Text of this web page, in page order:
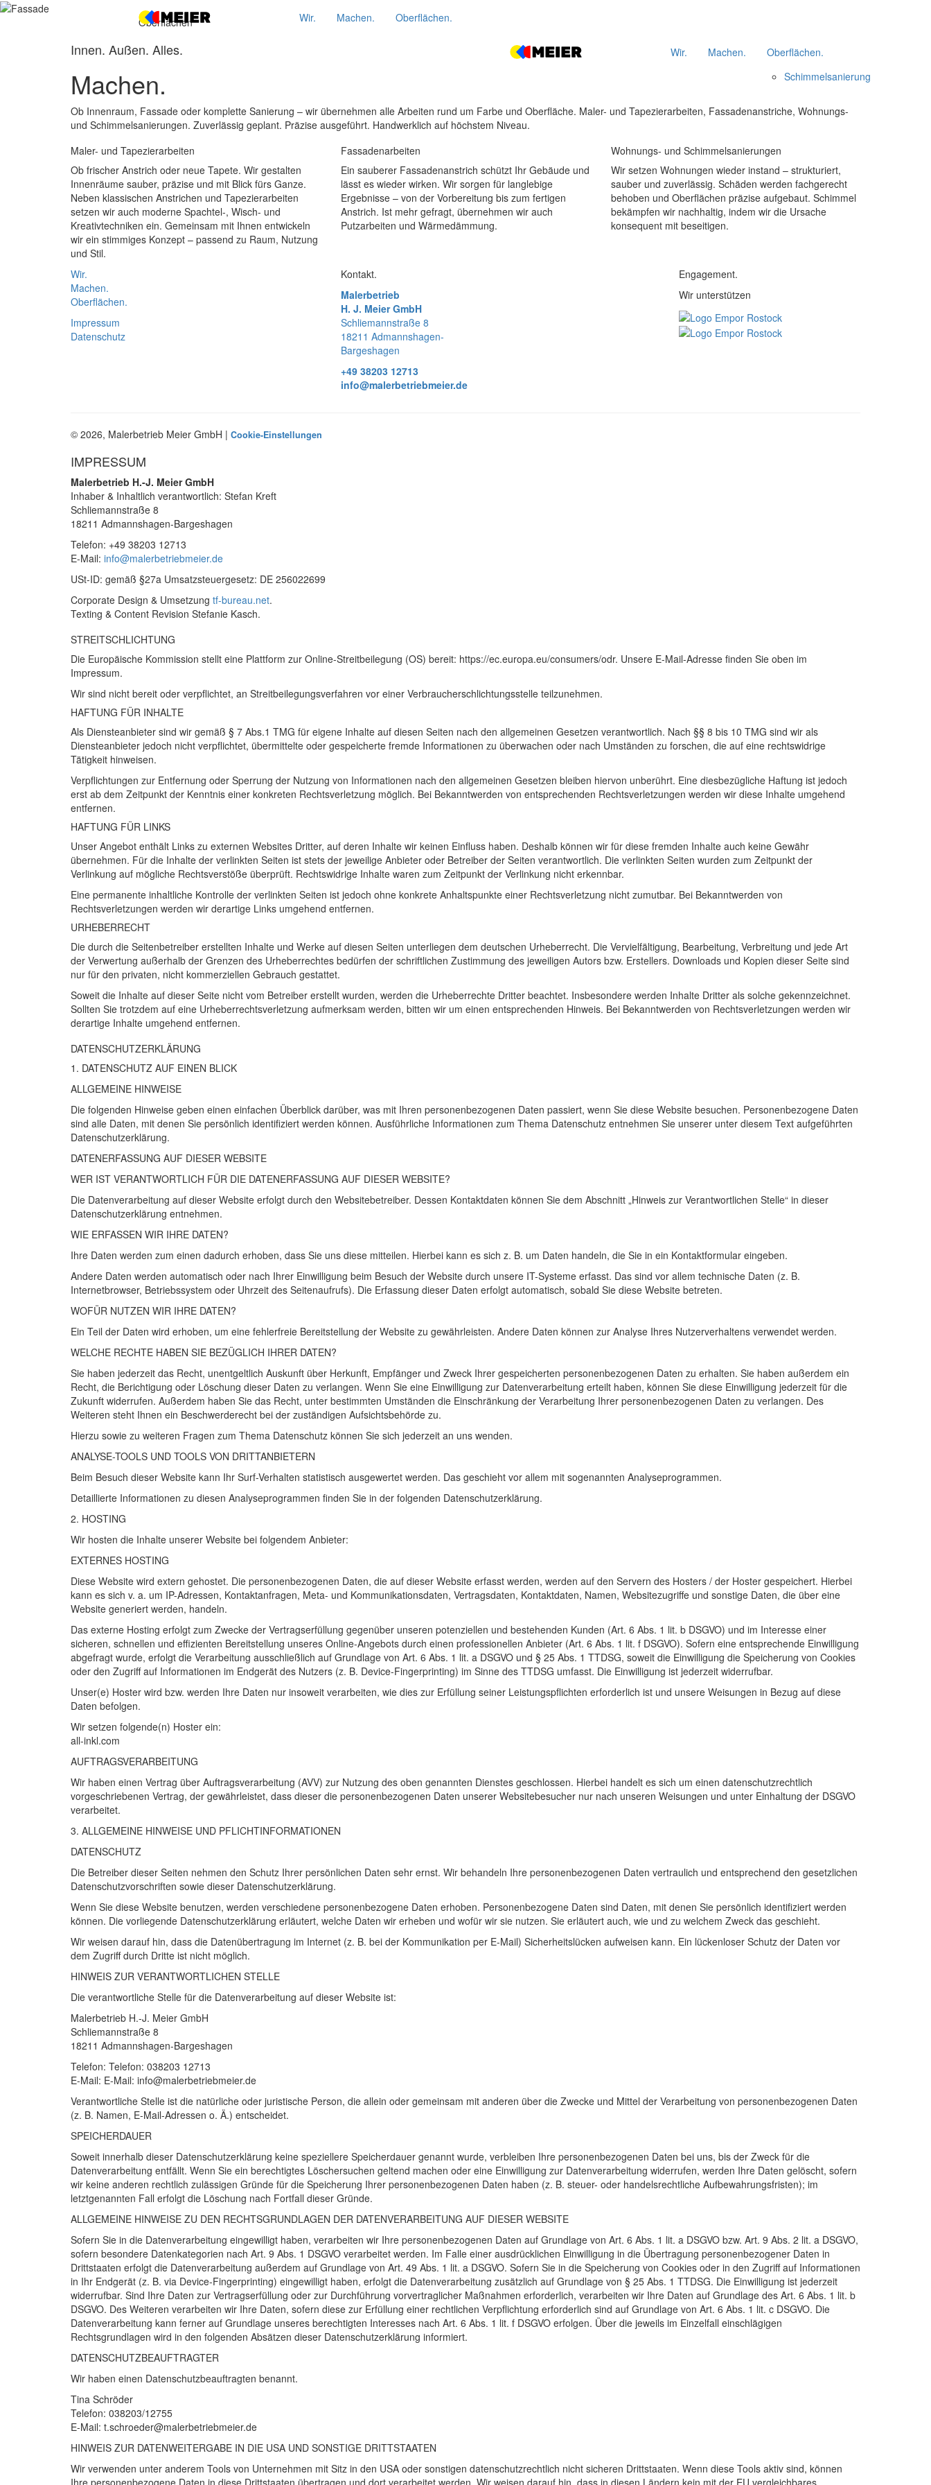
Wir. Machen. Oberflächen.
Wir. Machen.
Oberflächen.
Schimmelsanierung
Oberflächen
Innen. Außen. Alles.
Machen.
Ob Innenraum, Fassade oder komplette Sanierung – wir übernehmen alle Arbeiten rund um Farbe und Oberfläche. Maler- und Tapezierarbeiten, Fassadenanstriche, Wohnungs-
und Schimmelsanierungen. Zuverlässig geplant. Präzise ausgeführt. Handwerklich auf höchstem Niveau.
Maler- und Tapezierarbeiten
Ob frischer Anstrich oder neue Tapete. Wir gestalten
Innenräume sauber, präzise und mit Blick fürs Ganze.
Neben klassischen Anstrichen und Tapezierarbeiten
setzen wir auch moderne Spachtel-, Wisch- und
Kreativtechniken ein. Gemeinsam mit Ihnen entwickeln
wir ein stimmiges Konzept – passend zu Raum, Nutzung
und Stil.
Fassadenarbeiten
Ein sauberer Fassadenanstrich schützt Ihr Gebäude und
lässt es wieder wirken. Wir sorgen für langlebige
Ergebnisse – von der Vorbereitung bis zum fertigen
Anstrich. Ist mehr gefragt, übernehmen wir auch
Putzarbeiten und Wärmedämmung.
Wohnungs- und Schimmelsanierungen
Wir setzen Wohnungen wieder instand – strukturiert,
sauber und zuverlässig. Schäden werden fachgerecht
behoben und Oberflächen präzise aufgebaut. Schimmel
bekämpfen wir nachhaltig, indem wir die Ursache
konsequent mit beseitigen.
Wir.
Machen.
Oberflächen.
Impressum
Datenschutz
Kontakt.
Malerbetrieb
H. J. Meier GmbH
Schliemannstraße 8
18211 Admannshagen-
Bargeshagen
+49 38203 12713
info@malerbetriebmeier.de
Engagement.
Wir unterstützen
© 2026, Malerbetrieb Meier GmbH | Cookie-Einstellungen
IMPRESSUM
Malerbetrieb H.-J. Meier GmbH
Inhaber & Inhaltlich verantwortlich: Stefan Kreft
Schliemannstraße 8
18211 Admannshagen-Bargeshagen
Telefon: +49 38203 12713
E-Mail: info@malerbetriebmeier.de
USt-ID: gemäß §27a Umsatzsteuergesetz: DE 256022699
Corporate Design & Umsetzung tf-bureau.net.
Texting & Content Revision Stefanie Kasch.
STREITSCHLICHTUNG
Die Europäische Kommission stellt eine Plattform zur Online-Streitbeilegung (OS) bereit: https://ec.europa.eu/consumers/odr. Unsere E-Mail-Adresse finden Sie oben im
Impressum.
Wir sind nicht bereit oder verpflichtet, an Streitbeilegungsverfahren vor einer Verbraucherschlichtungsstelle teilzunehmen.
HAFTUNG FÜR INHALTE
Als Diensteanbieter sind wir gemäß § 7 Abs.1 TMG für eigene Inhalte auf diesen Seiten nach den allgemeinen Gesetzen verantwortlich. Nach §§ 8 bis 10 TMG sind wir als
Diensteanbieter jedoch nicht verpflichtet, übermittelte oder gespeicherte fremde Informationen zu überwachen oder nach Umständen zu forschen, die auf eine rechtswidrige
Tätigkeit hinweisen.
Verpflichtungen zur Entfernung oder Sperrung der Nutzung von Informationen nach den allgemeinen Gesetzen bleiben hiervon unberührt. Eine diesbezügliche Haftung ist jedoch
erst ab dem Zeitpunkt der Kenntnis einer konkreten Rechtsverletzung möglich. Bei Bekanntwerden von entsprechenden Rechtsverletzungen werden wir diese Inhalte umgehend
entfernen.
HAFTUNG FÜR LINKS
Unser Angebot enthält Links zu externen Websites Dritter, auf deren Inhalte wir keinen Einfluss haben. Deshalb können wir für diese fremden Inhalte auch keine Gewähr
übernehmen. Für die Inhalte der verlinkten Seiten ist stets der jeweilige Anbieter oder Betreiber der Seiten verantwortlich. Die verlinkten Seiten wurden zum Zeitpunkt der
Verlinkung auf mögliche Rechtsverstöße überprüft. Rechtswidrige Inhalte waren zum Zeitpunkt der Verlinkung nicht erkennbar.
Eine permanente inhaltliche Kontrolle der verlinkten Seiten ist jedoch ohne konkrete Anhaltspunkte einer Rechtsverletzung nicht zumutbar. Bei Bekanntwerden von
Rechtsverletzungen werden wir derartige Links umgehend entfernen.
URHEBERRECHT
Die durch die Seitenbetreiber erstellten Inhalte und Werke auf diesen Seiten unterliegen dem deutschen Urheberrecht. Die Vervielfältigung, Bearbeitung, Verbreitung und jede Art
der Verwertung außerhalb der Grenzen des Urheberrechtes bedürfen der schriftlichen Zustimmung des jeweiligen Autors bzw. Erstellers. Downloads und Kopien dieser Seite sind
nur für den privaten, nicht kommerziellen Gebrauch gestattet.
Soweit die Inhalte auf dieser Seite nicht vom Betreiber erstellt wurden, werden die Urheberrechte Dritter beachtet. Insbesondere werden Inhalte Dritter als solche gekennzeichnet.
Sollten Sie trotzdem auf eine Urheberrechtsverletzung aufmerksam werden, bitten wir um einen entsprechenden Hinweis. Bei Bekanntwerden von Rechtsverletzungen werden wir
derartige Inhalte umgehend entfernen.
DATENSCHUTZ­ERKLÄRUNG
1. DATENSCHUTZ AUF EINEN BLICK
ALLGEMEINE HINWEISE
Die folgenden Hinweise geben einen einfachen Überblick darüber, was mit Ihren personenbezogenen Daten passiert, wenn Sie diese Website besuchen. Personenbezogene Daten
sind alle Daten, mit denen Sie persönlich identifiziert werden können. Ausführliche Informationen zum Thema Datenschutz entnehmen Sie unserer unter diesem Text aufgeführten
Datenschutzerklärung.
DATENERFASSUNG AUF DIESER WEBSITE
WER IST VERANTWORTLICH FÜR DIE DATENERFASSUNG AUF DIESER WEBSITE?
Die Datenverarbeitung auf dieser Website erfolgt durch den Websitebetreiber. Dessen Kontaktdaten können Sie dem Abschnitt „Hinweis zur Verantwortlichen Stelle“ in dieser
Datenschutzerklärung entnehmen.
WIE ERFASSEN WIR IHRE DATEN?
Ihre Daten werden zum einen dadurch erhoben, dass Sie uns diese mitteilen. Hierbei kann es sich z. B. um Daten handeln, die Sie in ein Kontaktformular eingeben.
Andere Daten werden automatisch oder nach Ihrer Einwilligung beim Besuch der Website durch unsere IT-Systeme erfasst. Das sind vor allem technische Daten (z. B.
Internetbrowser, Betriebssystem oder Uhrzeit des Seitenaufrufs). Die Erfassung dieser Daten erfolgt automatisch, sobald Sie diese Website betreten.
WOFÜR NUTZEN WIR IHRE DATEN?
Ein Teil der Daten wird erhoben, um eine fehlerfreie Bereitstellung der Website zu gewährleisten. Andere Daten können zur Analyse Ihres Nutzerverhaltens verwendet werden.
WELCHE RECHTE HABEN SIE BEZÜGLICH IHRER DATEN?
Sie haben jederzeit das Recht, unentgeltlich Auskunft über Herkunft, Empfänger und Zweck Ihrer gespeicherten personenbezogenen Daten zu erhalten. Sie haben außerdem ein
Recht, die Berichtigung oder Löschung dieser Daten zu verlangen. Wenn Sie eine Einwilligung zur Datenverarbeitung erteilt haben, können Sie diese Einwilligung jederzeit für die
Zukunft widerrufen. Außerdem haben Sie das Recht, unter bestimmten Umständen die Einschränkung der Verarbeitung Ihrer personenbezogenen Daten zu verlangen. Des
Weiteren steht Ihnen ein Beschwerderecht bei der zuständigen Aufsichtsbehörde zu.
Hierzu sowie zu weiteren Fragen zum Thema Datenschutz können Sie sich jederzeit an uns wenden.
ANALYSE-TOOLS UND TOOLS VON DRITT­ANBIETERN
Beim Besuch dieser Website kann Ihr Surf-Verhalten statistisch ausgewertet werden. Das geschieht vor allem mit sogenannten Analyseprogrammen.
Detaillierte Informationen zu diesen Analyseprogrammen finden Sie in der folgenden Datenschutzerklärung.
2. HOSTING
Wir hosten die Inhalte unserer Website bei folgendem Anbieter:
EXTERNES HOSTING
Diese Website wird extern gehostet. Die personenbezogenen Daten, die auf dieser Website erfasst werden, werden auf den Servern des Hosters / der Hoster gespeichert. Hierbei
kann es sich v. a. um IP-Adressen, Kontaktanfragen, Meta- und Kommunikationsdaten, Vertragsdaten, Kontaktdaten, Namen, Websitezugriffe und sonstige Daten, die über eine
Website generiert werden, handeln.
Das externe Hosting erfolgt zum Zwecke der Vertragserfüllung gegenüber unseren potenziellen und bestehenden Kunden (Art. 6 Abs. 1 lit. b DSGVO) und im Interesse einer
sicheren, schnellen und effizienten Bereitstellung unseres Online-Angebots durch einen professionellen Anbieter (Art. 6 Abs. 1 lit. f DSGVO). Sofern eine entsprechende Einwilligung
abgefragt wurde, erfolgt die Verarbeitung ausschließlich auf Grundlage von Art. 6 Abs. 1 lit. a DSGVO und § 25 Abs. 1 TTDSG, soweit die Einwilligung die Speicherung von Cookies
oder den Zugriff auf Informationen im Endgerät des Nutzers (z. B. Device-Fingerprinting) im Sinne des TTDSG umfasst. Die Einwilligung ist jederzeit widerrufbar.
Unser(e) Hoster wird bzw. werden Ihre Daten nur insoweit verarbeiten, wie dies zur Erfüllung seiner Leistungspflichten erforderlich ist und unsere Weisungen in Bezug auf diese
Daten befolgen.
Wir setzen folgende(n) Hoster ein:
all-inkl.com
AUFTRAGSVERARBEITUNG
Wir haben einen Vertrag über Auftragsverarbeitung (AVV) zur Nutzung des oben genannten Dienstes geschlossen. Hierbei handelt es sich um einen datenschutzrechtlich
vorgeschriebenen Vertrag, der gewährleistet, dass dieser die personenbezogenen Daten unserer Websitebesucher nur nach unseren Weisungen und unter Einhaltung der DSGVO
verarbeitet.
3. ALLGEMEINE HINWEISE UND PFLICHT­INFORMATIONEN
DATENSCHUTZ
Die Betreiber dieser Seiten nehmen den Schutz Ihrer persönlichen Daten sehr ernst. Wir behandeln Ihre personenbezogenen Daten vertraulich und entsprechend den gesetzlichen
Datenschutzvorschriften sowie dieser Datenschutzerklärung.
Wenn Sie diese Website benutzen, werden verschiedene personenbezogene Daten erhoben. Personenbezogene Daten sind Daten, mit denen Sie persönlich identifiziert werden
können. Die vorliegende Datenschutzerklärung erläutert, welche Daten wir erheben und wofür wir sie nutzen. Sie erläutert auch, wie und zu welchem Zweck das geschieht.
Wir weisen darauf hin, dass die Datenübertragung im Internet (z. B. bei der Kommunikation per E-Mail) Sicherheitslücken aufweisen kann. Ein lückenloser Schutz der Daten vor
dem Zugriff durch Dritte ist nicht möglich.
HINWEIS ZUR VERANTWORTLICHEN STELLE
Die verantwortliche Stelle für die Datenverarbeitung auf dieser Website ist:
Malerbetrieb H.-J. Meier GmbH
Schliemannstraße 8
18211 Admannshagen-Bargeshagen
Telefon: Telefon: 038203 12713
E-Mail: E-Mail: info@malerbetriebmeier.de
Verantwortliche Stelle ist die natürliche oder juristische Person, die allein oder gemeinsam mit anderen über die Zwecke und Mittel der Verarbeitung von personenbezogenen Daten
(z. B. Namen, E-Mail-Adressen o. Ä.) entscheidet.
SPEICHERDAUER
Soweit innerhalb dieser Datenschutzerklärung keine speziellere Speicherdauer genannt wurde, verbleiben Ihre personenbezogenen Daten bei uns, bis der Zweck für die
Datenverarbeitung entfällt. Wenn Sie ein berechtigtes Löschersuchen geltend machen oder eine Einwilligung zur Datenverarbeitung widerrufen, werden Ihre Daten gelöscht, sofern
wir keine anderen rechtlich zulässigen Gründe für die Speicherung Ihrer personenbezogenen Daten haben (z. B. steuer- oder handelsrechtliche Aufbewahrungsfristen); im
letztgenannten Fall erfolgt die Löschung nach Fortfall dieser Gründe.
ALLGEMEINE HINWEISE ZU DEN RECHTSGRUNDLAGEN DER DATENVERARBEITUNG AUF DIESER WEBSITE
Sofern Sie in die Datenverarbeitung eingewilligt haben, verarbeiten wir Ihre personenbezogenen Daten auf Grundlage von Art. 6 Abs. 1 lit. a DSGVO bzw. Art. 9 Abs. 2 lit. a DSGVO,
sofern besondere Datenkategorien nach Art. 9 Abs. 1 DSGVO verarbeitet werden. Im Falle einer ausdrücklichen Einwilligung in die Übertragung personenbezogener Daten in
Drittstaaten erfolgt die Datenverarbeitung außerdem auf Grundlage von Art. 49 Abs. 1 lit. a DSGVO. Sofern Sie in die Speicherung von Cookies oder in den Zugriff auf Informationen
in Ihr Endgerät (z. B. via Device-Fingerprinting) eingewilligt haben, erfolgt die Datenverarbeitung zusätzlich auf Grundlage von § 25 Abs. 1 TTDSG. Die Einwilligung ist jederzeit
widerrufbar. Sind Ihre Daten zur Vertragserfüllung oder zur Durchführung vorvertraglicher Maßnahmen erforderlich, verarbeiten wir Ihre Daten auf Grundlage des Art. 6 Abs. 1 lit. b
DSGVO. Des Weiteren verarbeiten wir Ihre Daten, sofern diese zur Erfüllung einer rechtlichen Verpflichtung erforderlich sind auf Grundlage von Art. 6 Abs. 1 lit. c DSGVO. Die
Datenverarbeitung kann ferner auf Grundlage unseres berechtigten Interesses nach Art. 6 Abs. 1 lit. f DSGVO erfolgen. Über die jeweils im Einzelfall einschlägigen
Rechtsgrundlagen wird in den folgenden Absätzen dieser Datenschutzerklärung informiert.
DATENSCHUTZ­BEAUFTRAGTER
Wir haben einen Datenschutzbeauftragten benannt.
Tina Schröder
Telefon: 038203/12755
E-Mail: t.schroeder@malerbetriebmeier.de
HINWEIS ZUR DATENWEITERGABE IN DIE USA UND SONSTIGE DRITTSTAATEN
Wir verwenden unter anderem Tools von Unternehmen mit Sitz in den USA oder sonstigen datenschutzrechtlich nicht sicheren Drittstaaten. Wenn diese Tools aktiv sind, können